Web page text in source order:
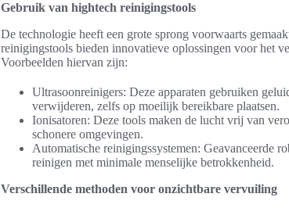
Gebruik van hightech reinigingstools
De technologie heeft een grote sprong voorwaarts
reinigingstools bieden innovatieve oplossingen voor het
Voorbeelden hiervan zijn:
Ultrasoonreinigers: Deze apparaten gebruiken
verwijderen, zelfs op moeilijk bereikbare plaatsen.
Ionisatoren: Deze tools maken de lucht vrij van
schonere omgevingen.
Automatische reinigingssystemen: Geavanceerde
reinigen met minimale menselijke betrokkenheid.
Verschillende methoden voor onzichtbare vervuiling